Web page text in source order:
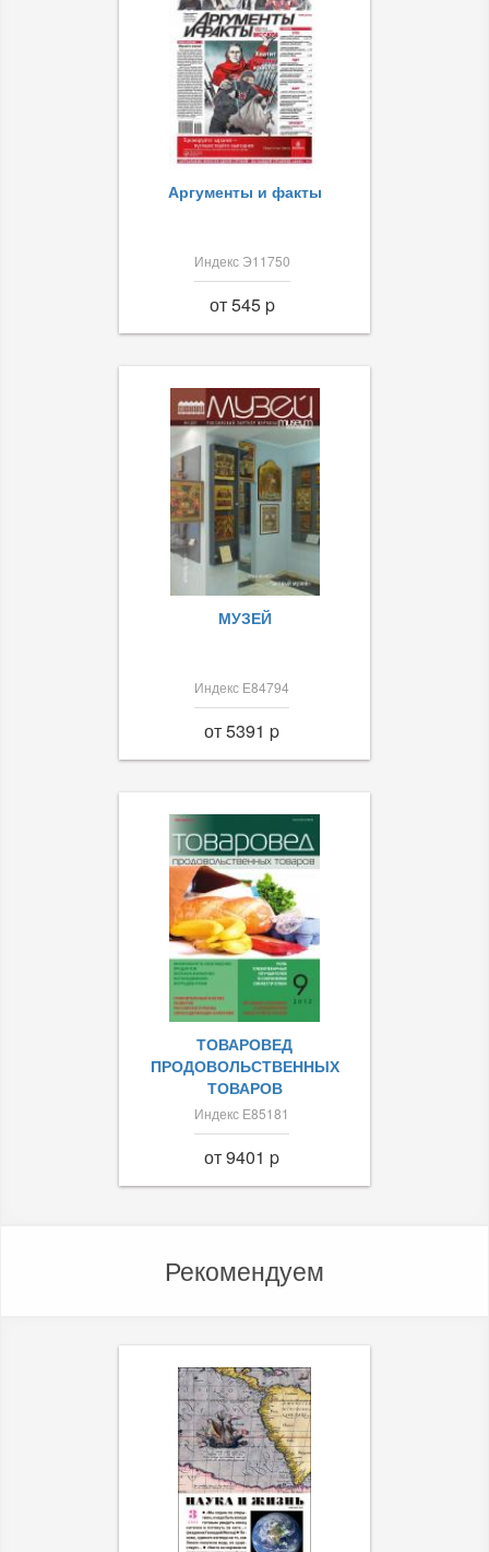
Аргументы и факты
Индекс Э11750
от 545 p
МУЗЕЙ
Индекс Е84794
от 5391 p
ТОВАРОВЕД
ПРОДОВОЛЬСТВЕННЫХ
ТОВАРОВ
Индекс Е85181
от 9401 p
Рекомендуем